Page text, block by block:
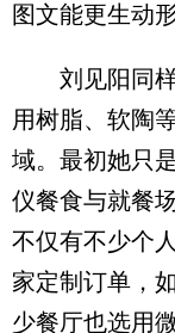
图文能更生动
刘见阳同样
用树脂、软陶
域。最初她只
仪餐食与就餐
不仅有不少个
家定制订单，
少餐厅也选用